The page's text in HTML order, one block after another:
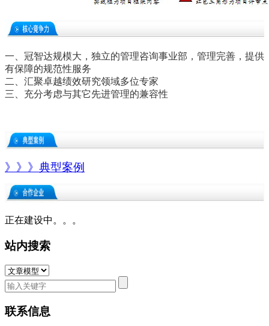
一、冠智达规模大，独立的管理咨询事业部，管理完善，提供
有保障的规范性服务
二、汇聚卓越绩效研究领域多位专家
三、充分考虑与其它先进管理的兼容性
》》》典型案例
正在建设中。。。
站内搜索
联系信息